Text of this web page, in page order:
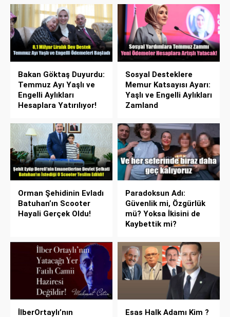
Bakan Göktaş Duyurdu:
Temmuz Ayı Yaşlı ve
Engelli Aylıkları
Hesaplara Yatırılıyor!
Sosyal Desteklere
Memur Katsayısı Ayarı:
Yaşlı ve Engelli Aylıkları
Zamland
Orman Şehidinin Evladı
Batuhan’ın Scooter
Hayali Gerçek Oldu!
Paradoksun Adı:
Güvenlik mi, Özgürlük
mü? Yoksa İkisini de
Kaybettik mi?
İlberOrtaylı’nın
Esas Halk Adamı Kim ?